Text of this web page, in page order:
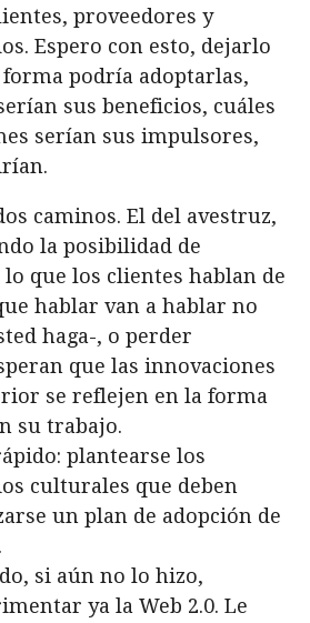
proveedores y
Espero con esto, dejarlo
podría adoptarlas,
sus beneficios, cuáles
serían sus impulsores,
caminos. El del avestruz,
la posibilidad de
que los clientes hablan de
hablar van a hablar no
haga-, o perder
que las innovaciones
se reflejen en la forma
su trabajo.
plantearse los
culturales que deben
un plan de adopción de
si aún no lo hizo,
ya la Web 2.0. Le